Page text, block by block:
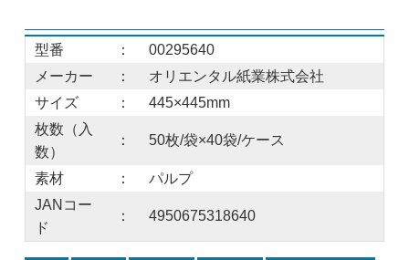
型番 ：
00295640
メーカー
：
オリエンタル紙業株式会社
サイズ
：
445×445mm
枚数（入
数）
： 50枚/袋×40袋/ケース
素材 ：
パルプ
JANコー
ド
： 4950675318640